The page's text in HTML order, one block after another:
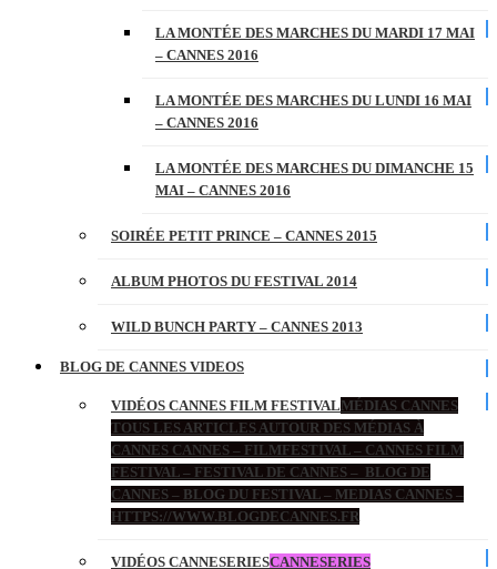
LA MONTÉE DES MARCHES DU MARDI 17 MAI
– CANNES 2016
LA MONTÉE DES MARCHES DU LUNDI 16 MAI
– CANNES 2016
LA MONTÉE DES MARCHES DU DIMANCHE 15
MAI – CANNES 2016
SOIRÉE PETIT PRINCE – CANNES 2015
ALBUM PHOTOS DU FESTIVAL 2014
WILD BUNCH PARTY – CANNES 2013
BLOG DE CANNES VIDEOS
VIDÉOS CANNES FILM FESTIVALMÉDIAS CANNES
TOUS LES ARTICLES AUTOUR DES MÉDIAS À
CANNES CANNES – FILMFESTIVAL – CANNES FILM
FESTIVAL – FESTIVAL DE CANNES – BLOG DE
CANNES – BLOG DU FESTIVAL – MEDIAS CANNES –
HTTPS://WWW.BLOGDECANNES.FR
VIDÉOS CANNESERIESCANNESERIES